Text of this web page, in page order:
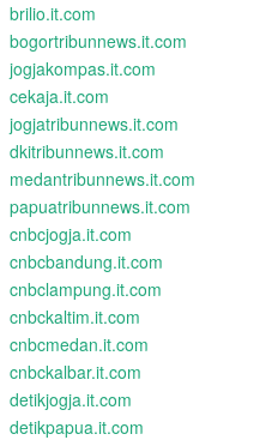
brilio.it.com
bogortribunnews.it.com
jogjakompas.it.com
cekaja.it.com
jogjatribunnews.it.com
dkitribunnews.it.com
medantribunnews.it.com
papuatribunnews.it.com
cnbcjogja.it.com
cnbcbandung.it.com
cnbclampung.it.com
cnbckaltim.it.com
cnbcmedan.it.com
cnbckalbar.it.com
detikjogja.it.com
detikpapua.it.com